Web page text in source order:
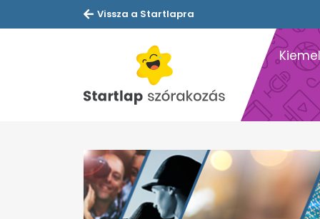
Vissza a Startlapra